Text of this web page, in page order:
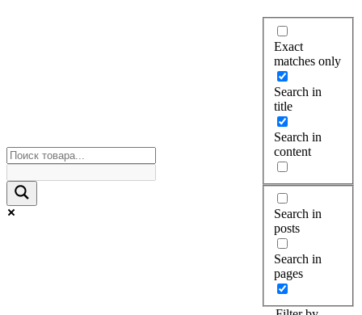
Exact
matches only
Search in
title
Search in
content
Search in
posts
Search in
pages